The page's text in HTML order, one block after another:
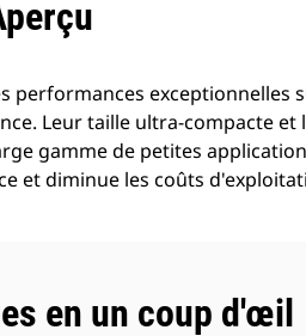
performances exceptionnelles
Leur taille ultra-compacte et
gamme de petites
et diminue les coûts
en un coup d'œil